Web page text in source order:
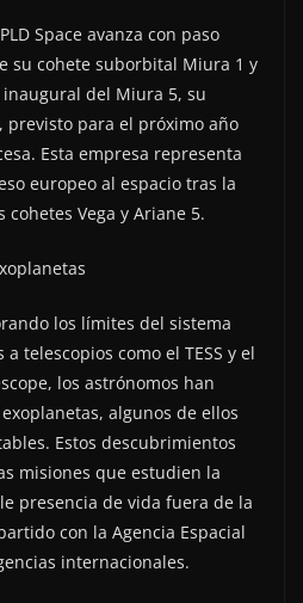
Space avanza con paso
su cohete suborbital Miura 1 y
del Miura 5, su
para el próximo año
Esta empresa representa
europeo al espacio tras la
Vega y Ariane 5.
los límites del sistema
telescopios como el TESS y el
los astrónomos han
algunos de ellos
Estos descubrimientos
misiones que estudien la
presencia de vida fuera de la
con la Agencia Espacial
internacionales.